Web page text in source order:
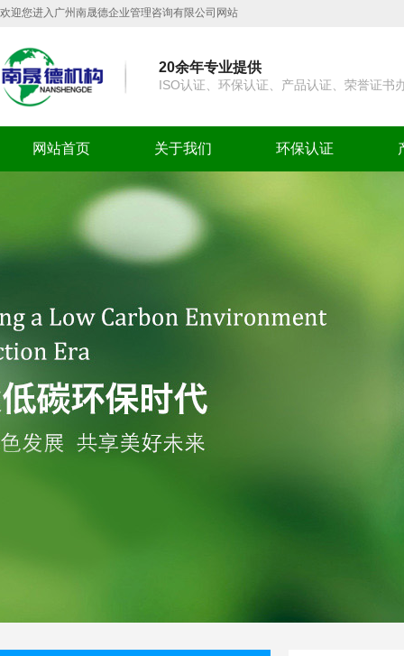
欢迎您进入广州南晟德企业管理咨询有限公司网站
20余年专业提供
ISO认证、环保认证、产品认证、荣誉证书
网站首页 关于我们 环保认证